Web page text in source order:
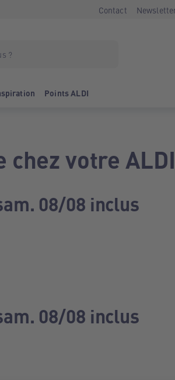
Contact
Points ALDI
chez votre
08/08 inclus
08/08 inclus